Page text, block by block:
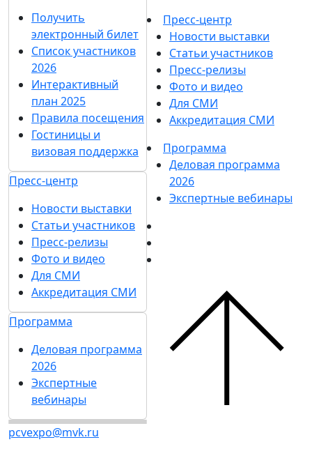
Получить
электронный билет
Список участников
2026
Интерактивный
план 2025
Правила посещения
Гостиницы и
визовая поддержка
Пресс-центр
Новости выставки
Статьи участников
Пресс-релизы
Фото и видео
Для СМИ
Аккредитация СМИ
Программа
Деловая программа
2026
Экспертные
вебинары
pcvexpo@mvk.ru
Пресс-центр
Новости выставки
Статьи участников
Пресс-релизы
Фото и видео
Для СМИ
Аккредитация СМИ
Программа
Деловая программа
2026
Экспертные вебинары